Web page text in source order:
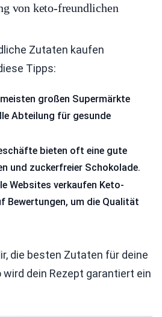
von keto-freundlichen
Zutaten kaufen
Tipps:
großen Supermärkte
Abteilung für gesunde
bieten oft eine gute
und zuckerfreier Schokolade.
Websites verkaufen Keto-
Bewertungen, um die Qualität
die besten Zutaten für deine
wird dein Rezept garantiert ein